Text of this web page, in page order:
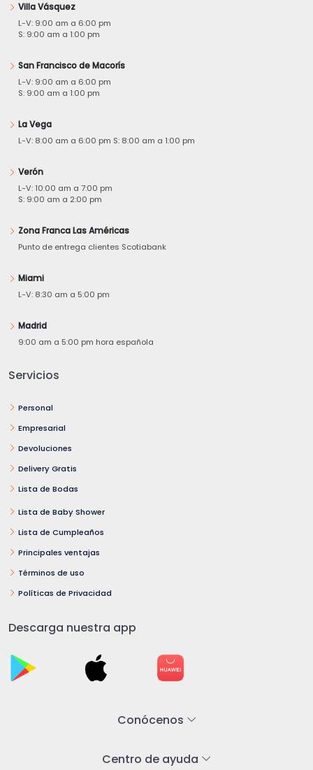
Villa Vásquez
L-V: 9:00 am a 6:00 pm
S: 9:00 am a 1:00 pm
San Francisco de Macorís
L-V: 9:00 am a 6:00 pm
S: 9:00 am a 1:00 pm
La Vega
L-V: 8:00 am a 6:00 pm S: 8:00 am a 1:00 pm
Verón
L-V: 10:00 am a 7:00 pm
S: 9:00 am a 2:00 pm
Zona Franca Las Américas
Punto de entrega clientes Scotiabank
Miami
L-V: 8:30 am a 5:00 pm
Madrid
9:00 am a 5:00 pm hora española
Servicios
Personal
Empresarial
Devoluciones
Delivery Gratis
Lista de Bodas
Lista de Baby Shower
Lista de Cumpleaños
Principales ventajas
Términos de uso
Políticas de Privacidad
Descarga nuestra app
Conócenos
Centro de ayuda